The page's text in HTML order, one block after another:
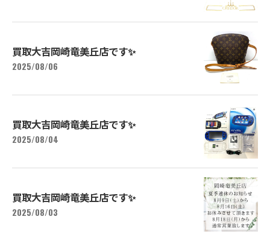
買取大吉岡崎竜美丘店です✨
2025/08/06
買取大吉岡崎竜美丘店です✨
2025/08/04
買取大吉岡崎竜美丘店です✨
2025/08/03